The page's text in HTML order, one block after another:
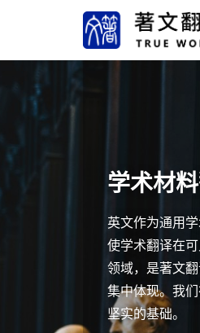
学术材
英文作为通用
使学术翻译在
领域，是著文
集中体现。我
坚实的基础。